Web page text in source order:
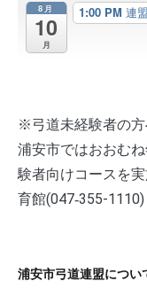
8月
10
月
1:00 PM 連
※弓道未経験者の
浦安市ではおおむ
験者向けコースを
育館(047‐355-
浦安市弓道連盟につい